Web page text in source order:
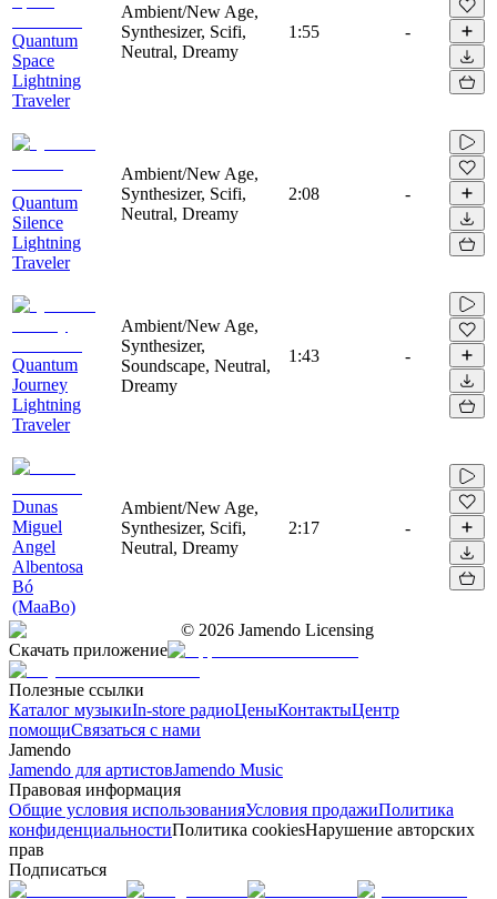
Quantum
Space
Lightning
Traveler
Ambient/New Age,
Synthesizer, Scifi,
Neutral, Dreamy
1:55 -
Quantum
Silence
Lightning
Traveler
Ambient/New Age,
Synthesizer, Scifi,
Neutral, Dreamy
2:08 -
Quantum
Journey
Lightning
Traveler
Ambient/New Age,
Synthesizer,
Soundscape, Neutral,
Dreamy
1:43 -
Dunas
Miguel
Angel
Albentosa
Bó
(MaaBo)
Ambient/New Age,
Synthesizer, Scifi,
Neutral, Dreamy
2:17 -
© 2026 Jamendo Licensing
Скачать приложение
Полезные ссылки
Каталог музыкиIn-store радиоЦеныКонтактыЦентр
помощиСвязаться с нами
Jamendo
Jamendo для артистовJamendo Music
Правовая информация
Общие условия использованияУсловия продажиПолитика
конфиденциальностиПолитика cookiesНарушение авторских
прав
Подписаться